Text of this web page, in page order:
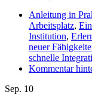
Anleitung in
Arbeitsplatz,
Institution,
neuer
schnelle
Kommentar
Sep. 10